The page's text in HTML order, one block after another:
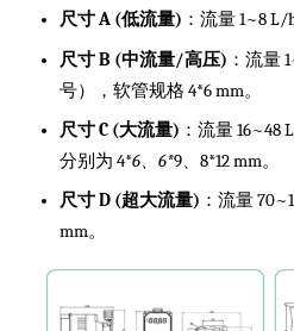
尺寸 A (低流量) ：流量 1~8 L/
尺寸 B (中流量/高压) ：流量
号），软管规格 4*6 mm。
尺寸 C (大流量) ：流量
分别为 4*6、6*9、8*12 mm。
尺寸 D (超大流量) ：流量
mm。